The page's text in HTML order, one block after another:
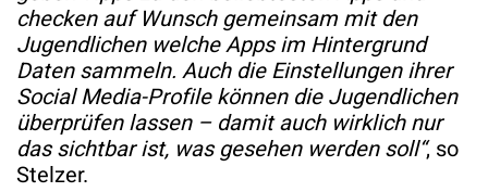
checken auf Wunsch gemeinsam mit den
Jugendlichen welche Apps im Hintergrund
Daten sammeln. Auch die Einstellungen ihrer
Social Media-Profile können die Jugendlichen
überprüfen lassen – damit auch wirklich nur
das sichtbar ist, was gesehen werden soll“, so
Stelzer.